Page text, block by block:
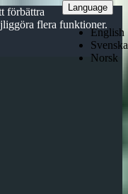
förbättra
flera funktioner.
Language
English
Svenska
Norsk